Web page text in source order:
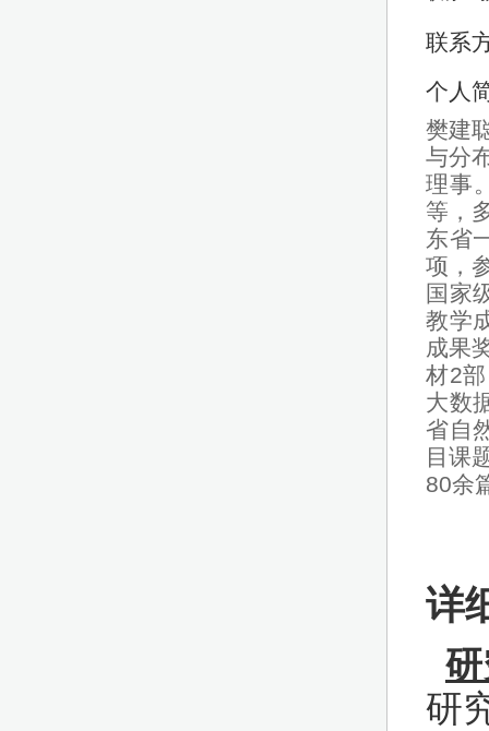
联系
个人
樊建
与分
理事
等，
东省
项，
国家
教学
成果
材2
大数
省自
目课
80余
详
研